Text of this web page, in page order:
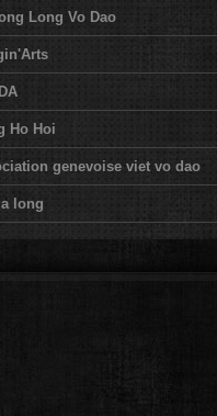
Long Vo Dao
Ho Hoi
genevoise viet vo dao
long